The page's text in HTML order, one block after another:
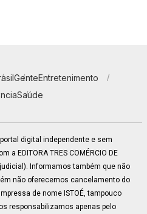
GenteEntretenimento
Saúde
portal digital independente e sem
EDITORA TRES COMÉRCIO DE
judicial). Informamos também que não
não oferecemos cancelamento do
de nome ISTOÉ, tampouco
responsabilizamos apenas pelo